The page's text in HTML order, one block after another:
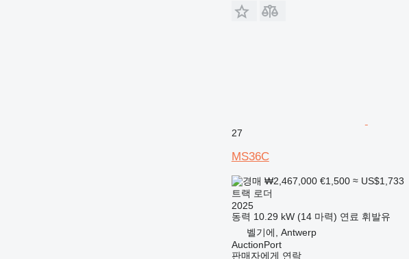
27
MS36C
₩2,467,000 €1,500 ≈ US$1,733
트랙 로더
2025
동력 10.29 kW (14 마력) 연료 휘발유
벨기에, Antwerp
AuctionPort
판매자에게 연락